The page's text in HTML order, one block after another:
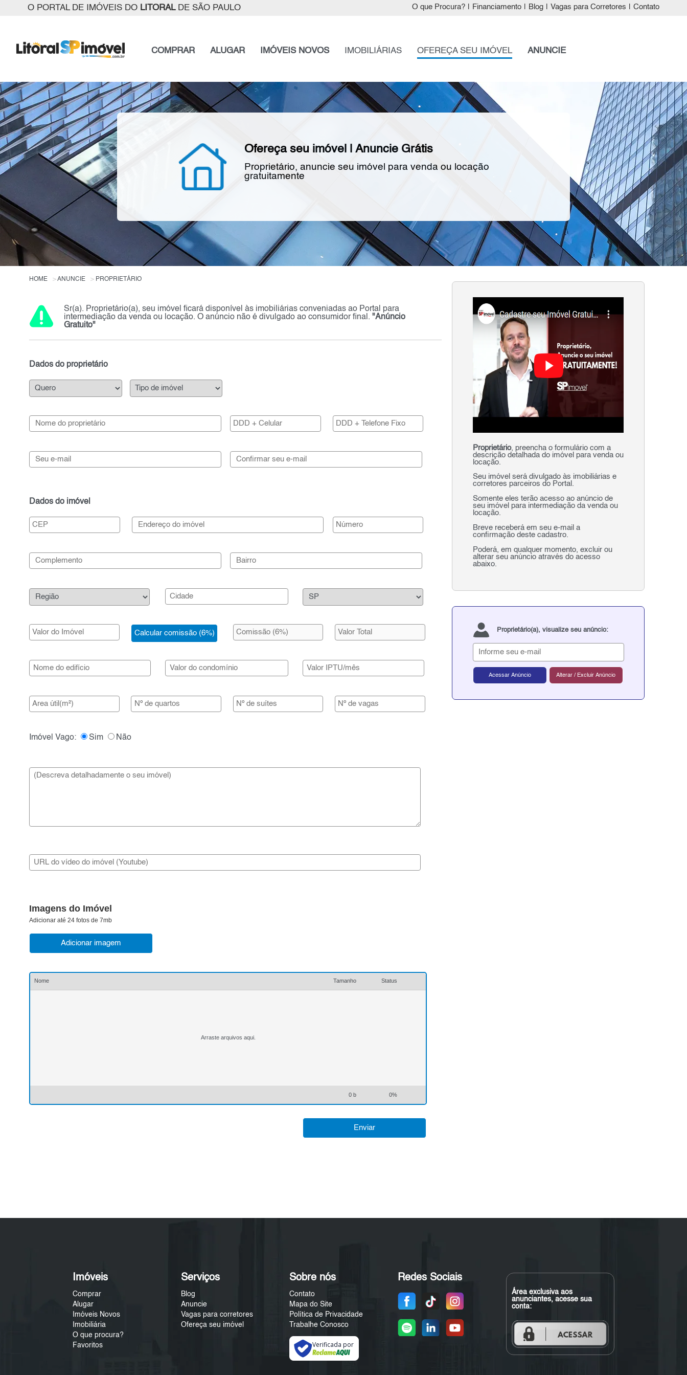
O PORTAL DE IMÓVEIS DO LITORALDE SÃO PAULO O que Procura? Financiamento Blog Vagas para Corretores Contato
COMPRAR ALUGAR IMÓVEIS NOVOS IMOBILIÁRIAS OFEREÇA SEU IMÓVEL ANUNCIE
Ofereça seu imóvel | Anuncie Grátis
Proprietário, anuncie seu imóvel para venda ou locação
gratuitamente
HOME ANUNCIE PROPRIETÁRIO
Sr(a). Proprietário(a), seu imóvel ficará disponível às imobiliárias conveniadas ao Portal para
intermediação da venda ou locação. O anúncio não é divulgado ao consumidor final."Anúncio
Gratuito"
Dados do proprietário
Dados do imóvel
Calcular comissão (6%)
Imóvel Vago: Sim Não
Adicionar imagem
Imagens do Imóvel
Adicionar até 24 fotos de 7mb
Nome Status
Tamanho
Arraste arquivos aqui.
0%
0 b
Proprietário, preencha o formulário com a
descrição detalhada do imóvel para venda ou
locação.
Seu imóvel será divulgado às imobiliárias e
corretores parceiros do Portal.
Somente eles terão acesso ao anúncio de
seu imóvel para intermediação da venda ou
locação.
Breve receberá em seu e-mail a
confirmação deste cadastro.
Poderá, em qualquer momento, excluir ou
alterar seu anúncio através do acesso
abaixo.
Proprietário(a), visualize seu anúncio:
Acessar Anúncio Alterar / Excluir Anúncio
Imóveis
Comprar
Alugar
Imóveis Novos
Imobiliária
O que procura?
Favoritos
Serviços
Blog
Anuncie
Vagas para corretores
Ofereça seu imóvel
Sobre nós
Contato
Mapa do Site
Política de Privacidade
Trabalhe Conosco
Verificada por
Redes Sociais
Área exclusiva aos
anunciantes, acesse sua
conta: